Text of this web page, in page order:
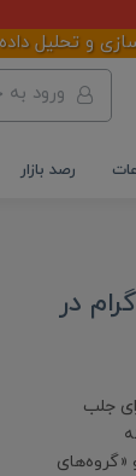
تحلیل
ورود
رصد بازار
در
در ابتدای ۲۰۲۵، رقابت برای جلب
«گروه‌های